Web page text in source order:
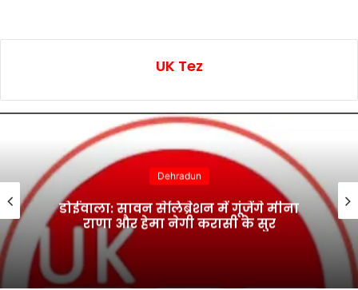
UK Tez
Dehradun
डोईवाला: सावन सेलिब्रेशन में गूंजेंगे मीना
राणा और हेमा नेगी करासी के सुर